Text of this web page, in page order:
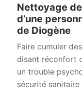
Nettoyage
d’une
de Diogène
Faire cumuler
disant réconfort
un trouble
sécurité sanitaire